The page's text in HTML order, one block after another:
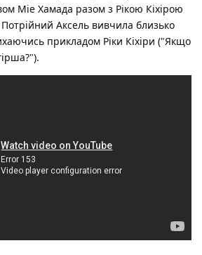
Міе Хамада разом з Рікою Кіхірою
Аксель вивчила близько
прикладом Ріки Кіхіри ("Якщо